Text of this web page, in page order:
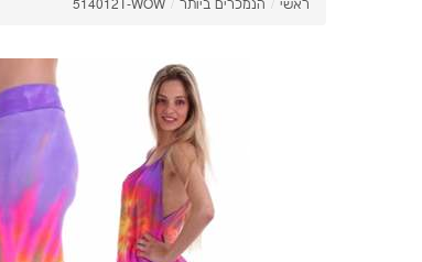
ראשי / הנמכרים ביותר /
514012T-WOW